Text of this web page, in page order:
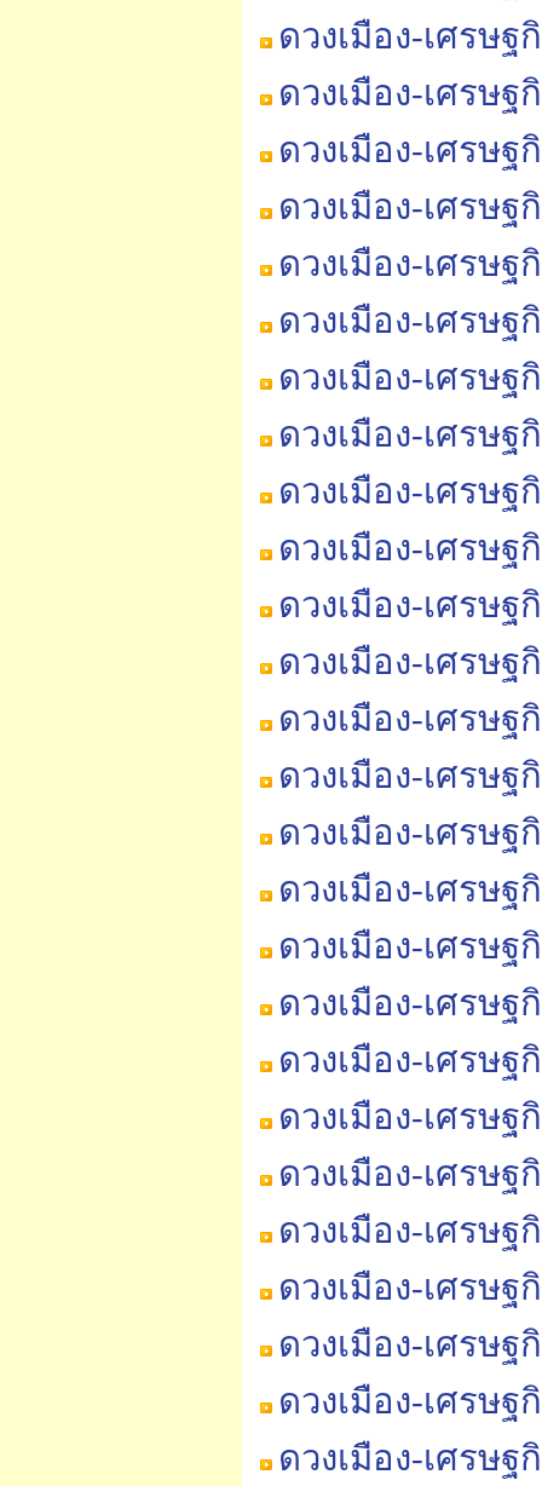
ดวงเมือง-เศรษ
ดวงเมือง-เศรษ
ดวงเมือง-เศรษ
ดวงเมือง-เศรษ
ดวงเมือง-เศรษ
ดวงเมือง-เศรษ
ดวงเมือง-เศรษ
ดวงเมือง-เศรษ
ดวงเมือง-เศรษ
ดวงเมือง-เศรษฐ
ดวงเมือง-เศรษฐ
ดวงเมือง-เศรษฐ
ดวงเมือง-เศรษ
ดวงเมือง-เศรษ
ดวงเมือง-เศรษ
ดวงเมือง-เศรษ
ดวงเมือง-เศรษ
ดวงเมือง-เศรษ
ดวงเมือง-เศรษ
ดวงเมือง-เศรษ
ดวงเมือง-เศรษ
ดวงเมือง-เศรษ
ดวงเมือง-เศรษ
ดวงเมือง-เศรษ
ดวงเมือง-เศรษ
ดวงเมือง-เศรษ